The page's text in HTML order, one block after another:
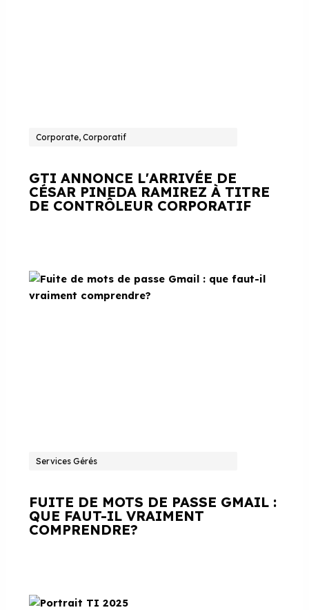
Corporate, Corporatif
GTI ANNONCE L'ARRIVÉE DE
CÉSAR PINEDA RAMIREZ À TITRE
DE CONTRÔLEUR CORPORATIF
Services Gérés
FUITE DE MOTS DE PASSE GMAIL :
QUE FAUT-IL VRAIMENT
COMPRENDRE?